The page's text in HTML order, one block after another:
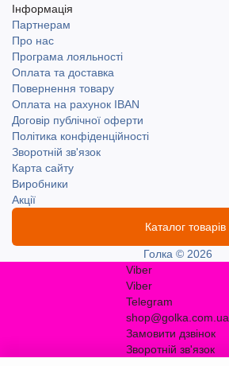
Інформація
Партнерам
Про нас
Програма лояльності
Оплата та доставка
Повернення товару
Оплата на рахунок IBAN
Договір публічної оферти
Політика конфіденційності
Зворотній зв'язок
Карта сайту
Виробники
Акції
Каталог товарів
Голка © 2026
Viber
Viber
Telegram
shop@golka.com.ua
Замовити дзвінок
Зворотній зв'язок